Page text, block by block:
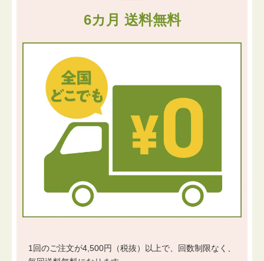
6カ月 送料無料
1回のご注文が4,500円（税抜）以上で、回数制限なく、